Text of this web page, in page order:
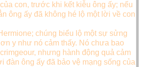
con, trước khi kết kiễu ông ấy; nếu
ông ấy đã không hé lộ một lời về con
chúng biểu lộ một sự sửng
y như nó cảm thấy. Nó chưa bao
nhưng hành động quả cảm
đàn ông ấy đã bảo vệ mạng sống của